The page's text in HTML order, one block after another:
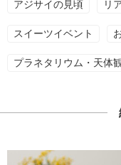
アジサイの見頃 リ
スイーツイベント
プラネタリウム・天体